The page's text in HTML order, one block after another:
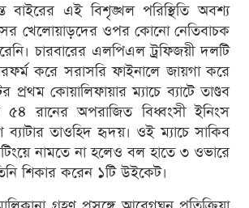
বাইরের এই বিশৃঙ্খল পরিস্থিতি অবশ্য
খেলোয়াড়দের ওপর কোনো নেতিবাচক
চারবারের এলপিএল ট্রফিজয়ী দলটি
করে সরাসরি ফাইনালে জায়গা করে
প্রথম কোয়ালিফায়ার ম্যাচে ব্যাটে তাণ্ডব
রানের অপরাজিত বিধ্বংসী ইনিংস
ব্যাটার তাওহিদ হৃদয়। ওই ম্যাচে সাকিব
নামতে না হলেও বল হাতে ৩ ওভারে
শিকার করেন ১টি উইকেট।